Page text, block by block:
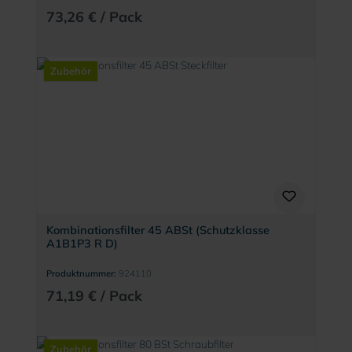
73,26 € / Pack
Zubehör
Kombinationsfilter 45 ABSt (Schutzklasse
A1B1P3 R D)
Produktnummer: 924110
71,19 € / Pack
Zubehör